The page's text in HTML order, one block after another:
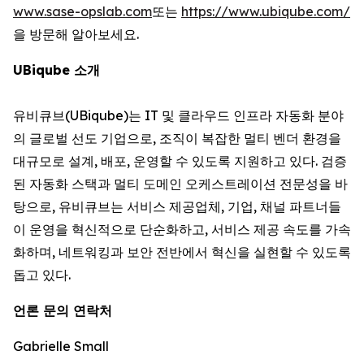
www.sase-opslab.com또는 https://www.ubiqube.com/
을 방문해 알아보세요.
UBiqube 소개
유비큐브(UBiqube)는 IT 및 클라우드 인프라 자동화 분야
의 글로벌 선도 기업으로, 조직이 복잡한 멀티 벤더 환경을
대규모로 설계, 배포, 운영할 수 있도록 지원하고 있다. 검증
된 자동화 스택과 멀티 도메인 오케스트레이션 전문성을 바
탕으로, 유비큐브는 서비스 제공업체, 기업, 채널 파트너들
이 운영을 혁신적으로 단순화하고, 서비스 제공 속도를 가속
화하며, 네트워킹과 보안 전반에서 혁신을 실현할 수 있도록
돕고 있다.
언론 문의 연락처
Gabrielle Small